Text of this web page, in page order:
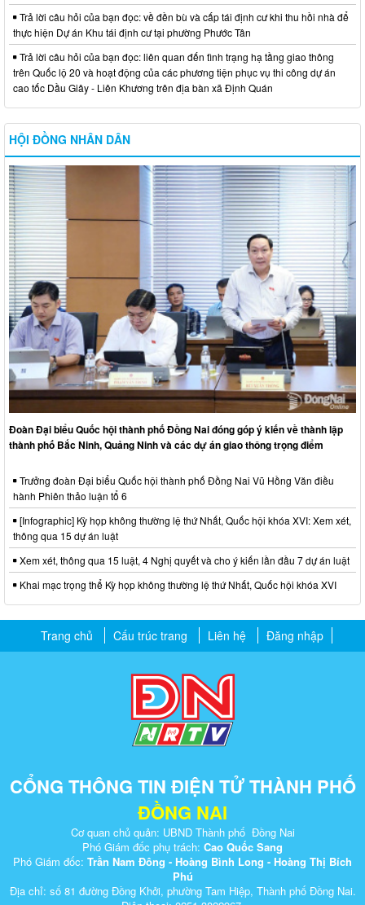
Trả lời câu hỏi của bạn đọc: về đền bù và cấp tái định cư khi thu hồi nhà để
thực hiện Dự án Khu tái định cư tại phường Phước Tân
Trả lời câu hỏi của bạn đọc: liên quan đến tình trạng hạ tầng giao thông
trên Quốc lộ 20 và hoạt động của các phương tiện phục vụ thi công dự án
cao tốc Dầu Giây - Liên Khương trên địa bàn xã Định Quán
HỘI ĐỒNG NHÂN DÂN
Đoàn Đại biểu Quốc hội thành phố Đồng Nai đóng góp ý kiến về thành lập
thành phố Bắc Ninh, Quảng Ninh và các dự án giao thông trọng điểm
Trưởng đoàn Đại biểu Quốc hội thành phố Đồng Nai Vũ Hồng Văn điều
hành Phiên thảo luận tổ 6
[Infographic] Kỳ họp không thường lệ thứ Nhất, Quốc hội khóa XVI: Xem xét,
thông qua 15 dự án luật
Xem xét, thông qua 15 luật, 4 Nghị quyết và cho ý kiến lần đầu 7 dự án luật
Khai mạc trọng thể Kỳ họp không thường lệ thứ Nhất, Quốc hội khóa XVI
Trang chủ Cấu trúc trang Liên hệ Đăng nhập
CỔNG THÔNG TIN ĐIỆN TỬ THÀNH PHỐ
ĐỒNG NAI
Cơ quan chủ quản: UBND Thành phố Đồng Nai
Phó Giám đốc phụ trách: Cao Quốc Sang
Phó Giám đốc: Trần Nam Đông - Hoàng Bình Long - Hoàng Thị Bích
Phú
Địa chỉ: số 81 đường Đồng Khởi, phường Tam Hiệp, Thành phố Đồng Nai.